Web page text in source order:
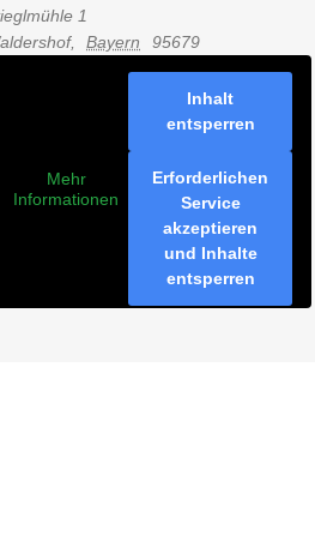
1
, Bayern 95679
Mehr
Informationen
Inhalt
entsperren
Erforderlichen
Service
akzeptieren
und Inhalte
entsperren